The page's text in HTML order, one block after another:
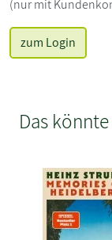
(nur mit
zum Login
Das